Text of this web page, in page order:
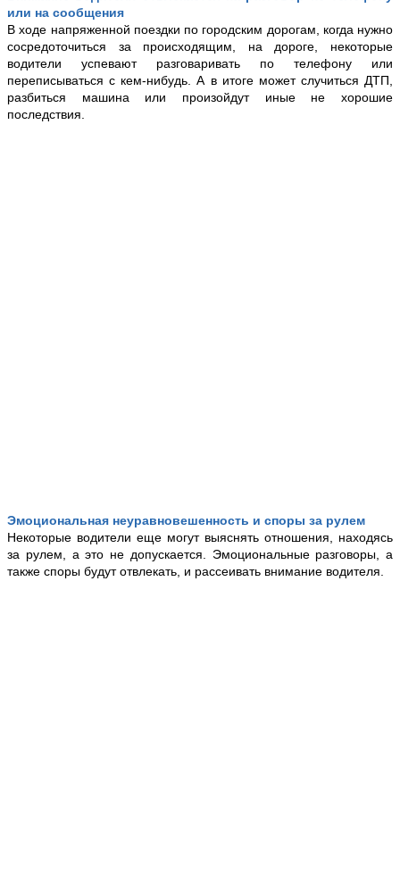
или на сообщения
В ходе напряженной поездки по городским дорогам, когда нужно
сосредоточиться за происходящим, на дороге, некоторые
водители успевают разговаривать по телефону или
переписываться с кем-нибудь. А в итоге может случиться ДТП,
разбиться машина или произойдут иные не хорошие
последствия.
Эмоциональная неуравновешенность и споры за рулем
Некоторые водители еще могут выяснять отношения, находясь
за рулем, а это не допускается. Эмоциональные разговоры, а
также споры будут отвлекать, и рассеивать внимание водителя.